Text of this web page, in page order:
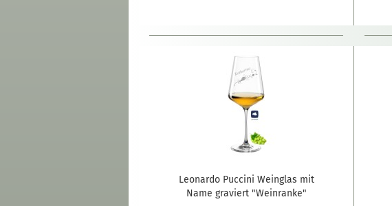
Leonardo Puccini Weinglas mit
Name graviert "Weinranke"